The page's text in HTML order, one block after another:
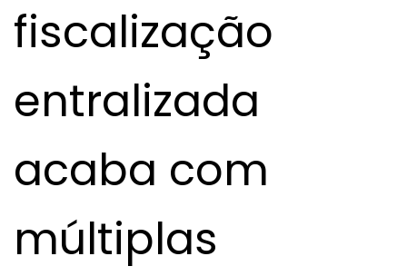
fiscalização
entralizada
acaba com
múltiplas